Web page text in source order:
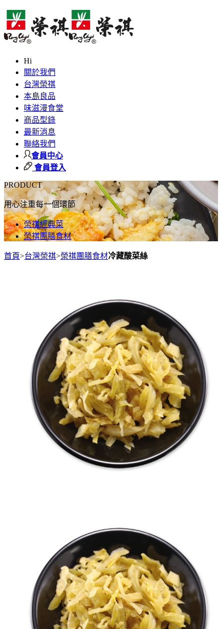
Hi
關於我們
台灣榮祺
本島良品
味滋漫食堂
商品型錄
最新消息
聯絡我們
會員中心
會員登入
PRODUCT
用心注重每一個環節
榮祺經典菜
榮祺團膳食材
首頁>台灣榮祺>榮祺團膳食材冷藏酸菜絲